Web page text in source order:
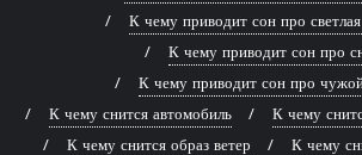
К чему приводит сон про
К чему приводит сон про
К чему приводит сон про
К чему снится автомобиль
К чему
К чему снится образ ветер
К чему